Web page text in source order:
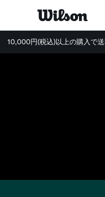
10,000円(税込)以上の購入で